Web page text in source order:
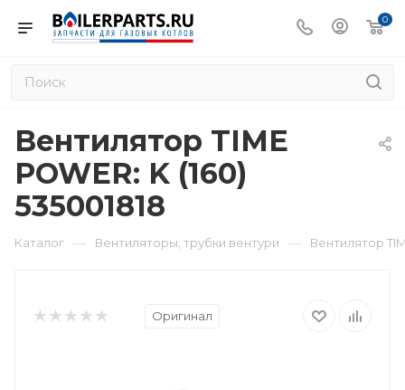
0
Вентилятор TIME
POWER: K (160)
535001818
Каталог — Вентиляторы, трубки вентури — Вентилятор
Оригинал